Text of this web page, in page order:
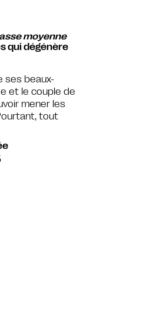
moyenne
qui dégénère
ses beaux-
et le couple de
mener les
tout